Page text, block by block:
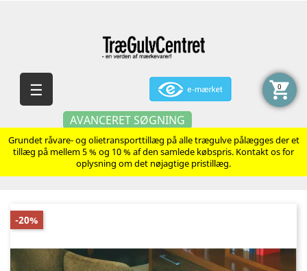
AVANCERET SØGNING
shopping_cart
0
Skift
navigation
☰
Grundet råvare- og olietransporttillæg på alle trægulve pålægges der et
tillæg på mellem 5 % og 10 % af den samlede købspris. Kontakt os for
oplysning om det nøjagtige pristillæg.
-20%